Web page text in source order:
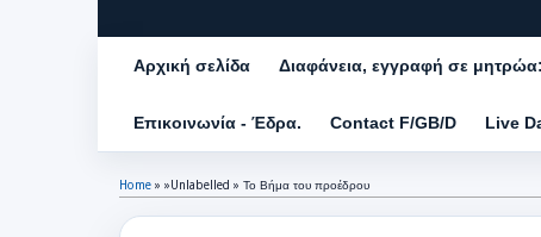
Αρχική σελίδα Διαφάνεια, εγγραφή σε μητρώα:
Επικοινωνία - Έδρα. Contact F/GB/D Live
Home » »Unlabelled » Το Βήμα του προέδρου